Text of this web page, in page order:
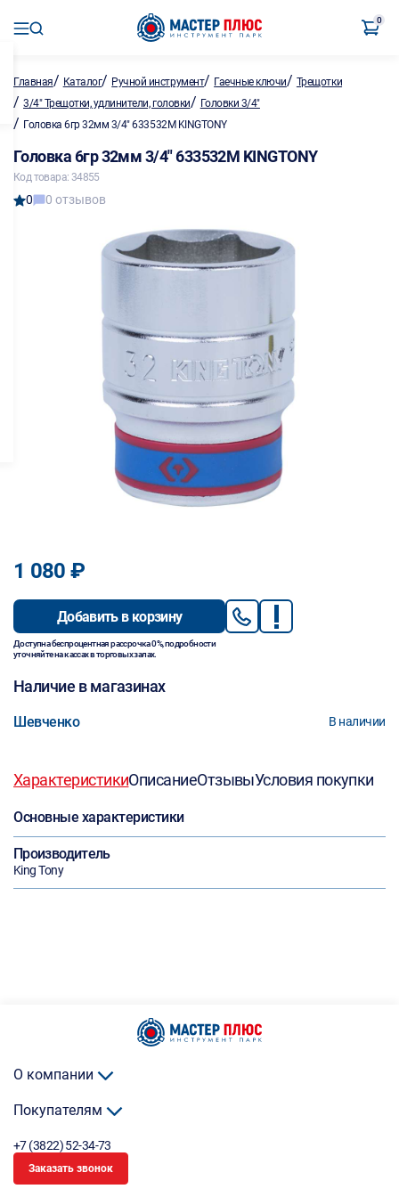
0
Главная/ Каталог/ Ручной инструмент/ Гаечные ключи/ Трещотки
/ 3/4" Трещотки, удлинители, головки/ Головки 3/4"
/ Головка 6гр 32мм 3/4" 633532M KINGTONY
Головка 6гр 32мм 3/4" 633532M KINGTONY
Код товара: 34855
0 0 отзывов
1 080 ₽
Добавить в корзину
Доступна беспроцентная рассрочка 0%, подробности
уточняйте на кассах в торговых залах.
Наличие в магазинах
Шевченко В наличии
ХарактеристикиОписаниеОтзывыУсловия покупки
Основные характеристики
Производитель
King Tony
О компании
Покупателям
+7 (3822) 52-34-73
Заказать звонок